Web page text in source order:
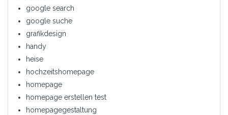
google search
google suche
grafikdesign
handy
heise
hochzeitshomepage
homepage
homepage erstellen test
homepagegestaltung